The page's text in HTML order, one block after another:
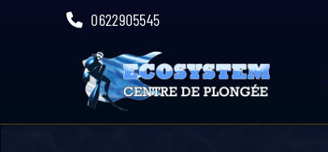
0622905545